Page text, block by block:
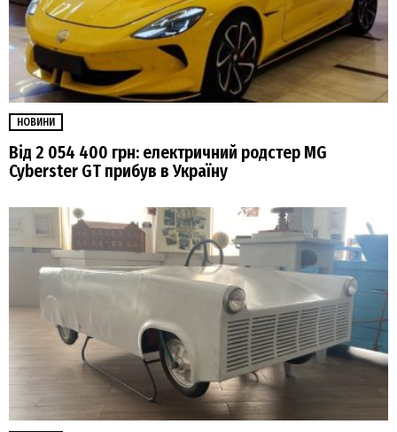
НОВИНИ
Від 2 054 400 грн: електричний родстер MG
Cyberster GT прибув в Україну